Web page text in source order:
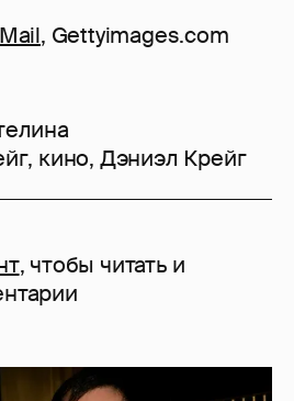
, Gettyimages.com
, кино, Дэниэл Крейг
, чтобы читать и